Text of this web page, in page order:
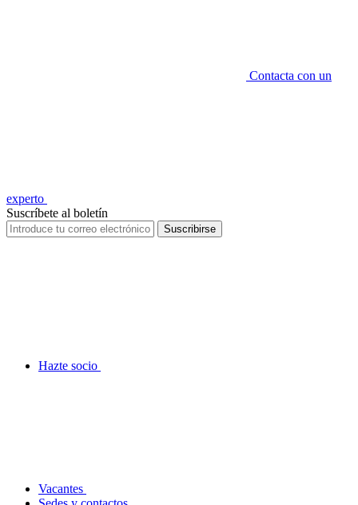
Contacta con un
experto
Suscríbete al boletín
Suscribirse
Hazte socio
Vacantes